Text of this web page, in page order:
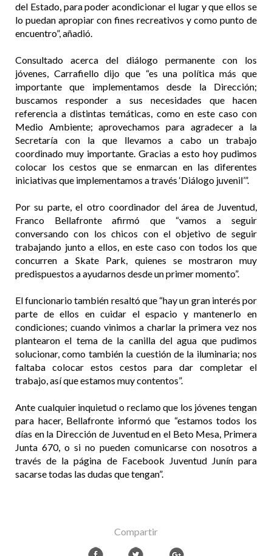
del Estado, para poder acondicionar el lugar y que ellos se
lo puedan apropiar con fines recreativos y como punto de
encuentro”, añadió.
Consultado acerca del diálogo permanente con los
jóvenes, Carrafiello dijo que “es una política más que
importante que implementamos desde la Dirección;
buscamos responder a sus necesidades que hacen
referencia a distintas temáticas, como en este caso con
Medio Ambiente; aprovechamos para agradecer a la
Secretaría con la que llevamos a cabo un trabajo
coordinado muy importante. Gracias a esto hoy pudimos
colocar los cestos que se enmarcan en las diferentes
iniciativas que implementamos a través ‘Diálogo juvenil’”.
Por su parte, el otro coordinador del área de Juventud,
Franco Bellafronte afirmó que “vamos a seguir
conversando con los chicos con el objetivo de seguir
trabajando junto a ellos, en este caso con todos los que
concurren a Skate Park, quienes se mostraron muy
predispuestos a ayudarnos desde un primer momento”.
El funcionario también resaltó que “hay un gran interés por
parte de ellos en cuidar el espacio y mantenerlo en
condiciones; cuando vinimos a charlar la primera vez nos
plantearon el tema de la canilla del agua que pudimos
solucionar, como también la cuestión de la iluminaria; nos
faltaba colocar estos cestos para dar completar el
trabajo, así que estamos muy contentos”.
Ante cualquier inquietud o reclamo que los jóvenes tengan
para hacer, Bellafronte informó que “estamos todos los
días en la Dirección de Juventud en el Beto Mesa, Primera
Junta 670, o si no pueden comunicarse con nosotros a
través de la página de Facebook Juventud Junín para
sacarse todas las dudas que tengan”.
Compartir